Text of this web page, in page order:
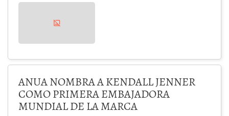
ANUA NOMBRA A KENDALL JENNER
COMO PRIMERA EMBAJADORA
MUNDIAL DE LA MARCA